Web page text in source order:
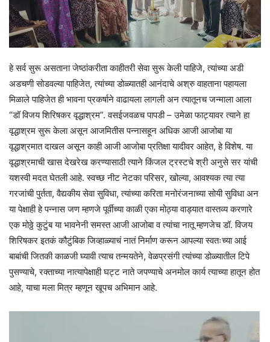
हे सर्व सुरू असताना जेष्ठांकरीता काहीतरी सेवा सुरू केली पाहिजे, त्यांच्या अडी
अडचणी सोडवल्या पाहिजेत, त्यांच्या डोळ्यातही आनंदाचे अश्रु वाहताना पहायला
मिळाले पाहिजेत ही भावना प्रकर्षाने वाढायला लागली अन त्यातूनच जन्माला आला
“डॉ विजय शिरिषकर वृद्धाश्रम”. वसईजवळच पापडी – उमेळा फाट्यावर त्याने हा
वृद्धाश्रम सुरू केला असून आजमितीस पन्नासहून अधिक आजी आजोबा या
वृद्धाश्रमात दाखल असून काही आजी आजोबा प्रतिक्षा यादीवर आहेत, हे विशेष. या
वृद्धाश्रमाची खास देखरेख करण्यासाठी त्याने किंजल ट्रस्टचे श्री अनुसे सर यांची
यशस्वी मदत घेतली आहे. स्वच्छ नीट नेटका परिसर, खोल्या, आवश्यक त्या त्या
गरजांची पुर्तता, वैद्यकीय सेवा सुविधा, त्यांच्या करिता मनोरंजनाच्या सोयी सुविधा अन
या पेक्षाही हे पन्नास जण म्हणजे पूर्वीच्या काळी एका मोठ्या वाड्यात वास्तव्य करणारे
एक मोठ्ठे कुटुंब या भावनेनी समस्त आजी आजोबा व त्यांचा नातू म्हणजेच डॉ. विजय
शिरिषकर इतकं कौटुंबिक जिव्हाळ्याचं नातं निर्माण करून आपल्या स्वतःच्या आई
बाबांची जितकी काळजी घ्यावी त्याच तन्मयतेने, वेळप्रसंगी त्यांच्या डोळ्यातील टिपे
पुसण्याचे, रक्ताच्या नात्यापेक्षाही घट्ट नाते जपण्याचे अनमोल कार्य त्याच्या हातून होत
आहे, याचा मला मित्र म्हणून खूपच अभिमान आहे.